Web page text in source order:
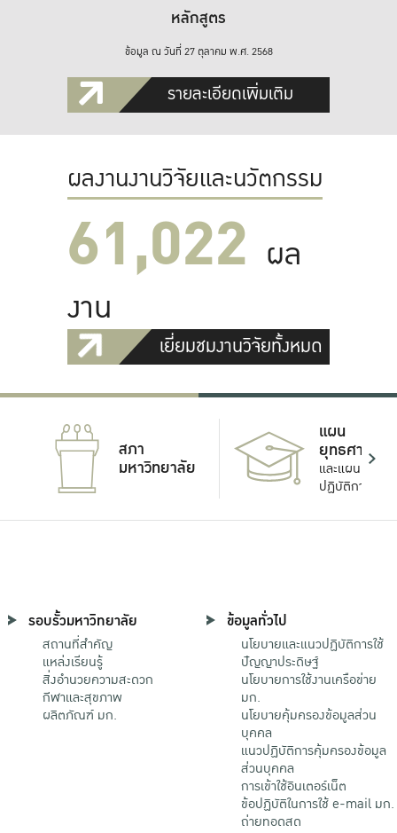
หลักสูตร
ข้อมูล ณ วันที่ 27 ตุลาคม พ.ศ. 2568
รายละเอียดเพิ่มเติม
ผลงานงานวิจัยและนวัตกรรม
61,022 ผล
งาน
เยี่ยมชมงานวิจัยทั้งหมด
สภา
มหาวิทยาลัย
แผน
ยุทธศาสตร์
และแผน
ปฏิบัติการ
รอบรั้วมหาวิทยาลัย
สถานที่สำคัญ
แหล่งเรียนรู้
สิ่งอำนวยความสะดวก
กีฬาและสุขภาพ
ผลิตภัณฑ์ มก.
ข้อมูลทั่วไป
นโยบายและแนวปฏิบัติการใช้
ปัญญาประดิษฐ์
นโยบายการใช้งานเครือข่าย
มก.
นโยบายคุ้มครองข้อมูลส่วน
บุคคล
แนวปฏิบัติการคุ้มครองข้อมูล
ส่วนบุคคล
การเข้าใช้อินเตอร์เน็ต
ข้อปฏิบัติในการใช้ e-mail มก.
ถ่ายทอดสด